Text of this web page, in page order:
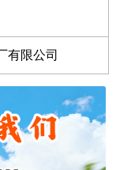
有限公司